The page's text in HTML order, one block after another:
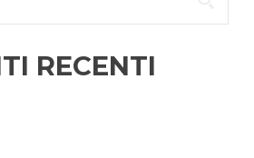
RECENTI